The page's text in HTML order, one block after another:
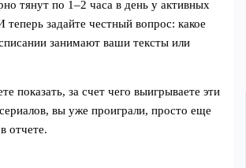
тянут по 1–2 часа в день у активных
теперь задайте честный вопрос: какое
занимают ваши тексты или
показать, за счет чего выигрываете эти
вы уже проиграли, просто еще
отчете.